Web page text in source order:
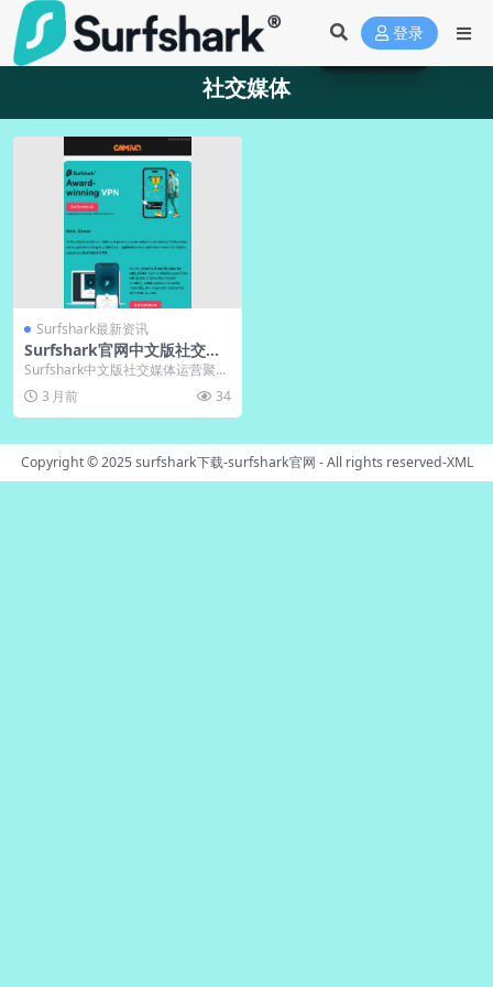
登录
社交媒体
Surfshark最新资讯
Surfshark官网中文版社交媒
体中文官方账号运营
Surfshark中文版社交媒体运营聚焦
本地化内容与用户信任建设，通过
精准关键词...
3 月前 34
Copyright © 2025surfshark下载-surfshark官网 - All rights reserved-XML